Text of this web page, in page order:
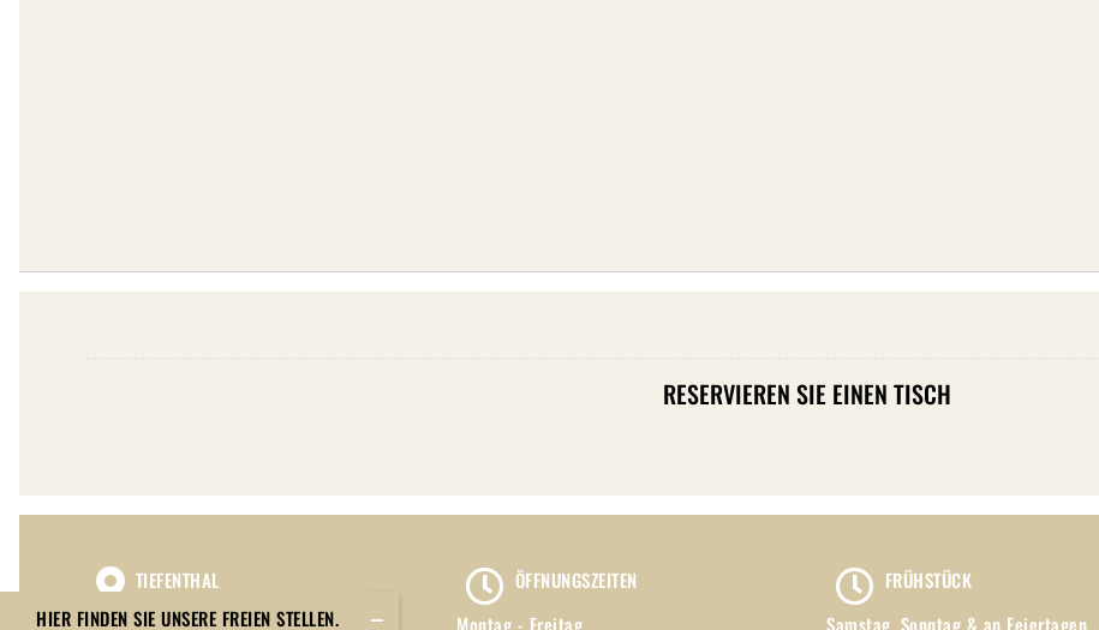
RESERVIEREN SIE EINEN TISCH
TIEFENTHAL
Bar | Restaurant
ÖFFNUNGSZEITEN
Montag - Freitag
FRÜHSTÜCK
Samstag, Sonntag & an Feiertagen
HIER FINDEN SIE UNSERE FREIEN STELLEN.